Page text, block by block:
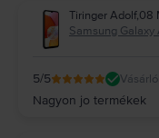
Tiringer Adolf,08
Samsung Galaxy
5/5
Nagyon jo termékek